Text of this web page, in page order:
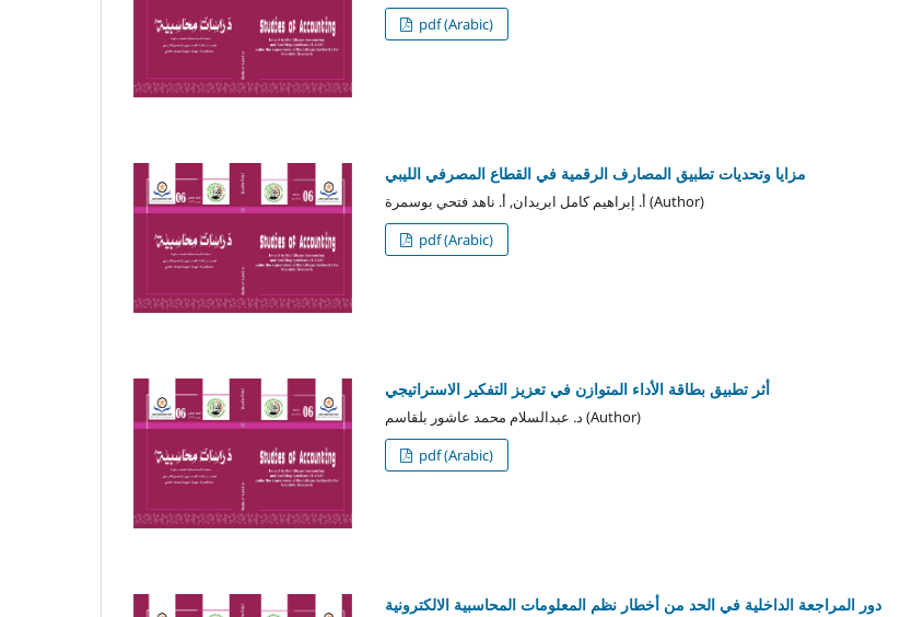
pdf (Arabic)
مزايا وتحديات تطبيق المصارف الرقمية في القطاع المصرفي الليبي
أ. إبراهيم كامل ابريدان, أ. ناهد فتحي بوسمرة (Author)
pdf (Arabic)
أثر تطبيق بطاقة الأداء المتوازن في تعزيز التفكير الاستراتيجي
د. عبدالسلام محمد عاشور بلقاسم (Author)
pdf (Arabic)
دور المراجعة الداخلية في الحد من أخطار نظم المعلومات المحاسبية الالكترونية